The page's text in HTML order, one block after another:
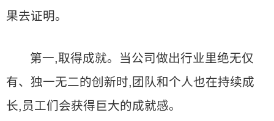
果去证明。
第一,取得成就。当公司做出行业里绝无仅
有、独一无二的创新时,团队和个人也在持续成
长,员工们会获得巨大的成就感。